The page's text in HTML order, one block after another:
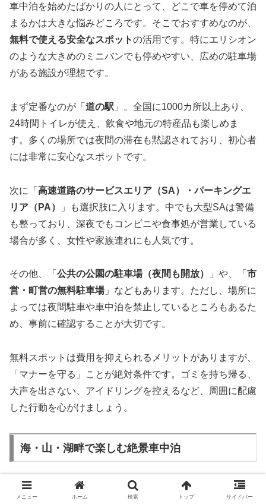
車中泊を始めたばかりの人にとって、どこで車を停めて泊
まるかは大きな悩みどころです。そこでおすすめなのが、
無料で使える安全なスポットの活用です。特にエリシオン
のような大きめのミニバンでも停めやすい、広めの駐車場
がある施設が理想です。
まず定番なのが「 道の駅 」。全国に1000カ所以上あり、
24時間トイレが使え、飲食や地元の特産品も楽しめま
す。多くの場所では夜間の滞在も黙認されており、初心者
には非常に安心なスポットです。
次に「 高速道路のサービスエリア（SA）・パーキングエ
リア（PA）
」も選択肢に入ります。中でも大型SAは警備
も整っており、深夜でもコンビニや食事処が営業している
場合が多く、女性や家族連れにも人気です。
その他、「 公共の公園の駐車場（夜間も開放） 」や、「 市
営・町営の無料駐車場」などもあります。ただし、場所に
よっては夜間駐車や車中泊を禁止しているところもあるた
め、事前に確認することが大切です。
無料スポットは費用を抑えられるメリットがありますが、
「マナーを守る」ことが絶対条件です。ゴミを持ち帰る、
大声を出さない、アイドリングを控えるなど、周囲に配慮
した行動を心がけましょう。
海・山・湖畔で楽しむ絶景車中泊
エリシオンのような快適なミニバンであれば、自然の中で
メニュー ホーム 検索 トップ サイドバー